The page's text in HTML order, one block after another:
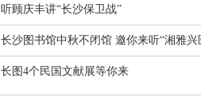
听顾庆丰讲“长沙保卫战”
长沙图书馆中秋不闭馆 邀你来听“湘雅
长图4个民国文献展等你来